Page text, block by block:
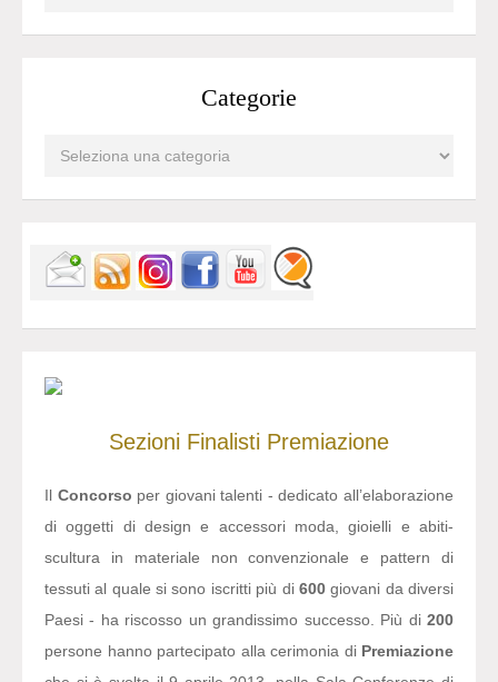
Categorie
Sezioni Finalisti Premiazione
Il Concorso per giovani talenti - dedicato all’elaborazione
di oggetti di design e accessori moda, gioielli e abiti-
scultura in materiale non convenzionale e pattern di
tessuti al quale si sono iscritti più di 600giovani da diversi
Paesi - ha riscosso un grandissimo successo. Più di 200
persone hanno partecipato alla cerimonia di Premiazione